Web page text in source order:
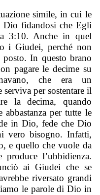
simile, in cui le
Dio fidandosi che Egli
3:10. Anche in quel
i Giudei, perché non
In questo brano
pagare le decime su
che era un
per sostentare il
la decima, quando
abbastanza per tutte le
in Dio, fede che Dio
vero bisogno. Infatti,
e quello che vuole da
l’ubbidienza.
ai Giudei che se
riversato grandi
le parole di Dio in